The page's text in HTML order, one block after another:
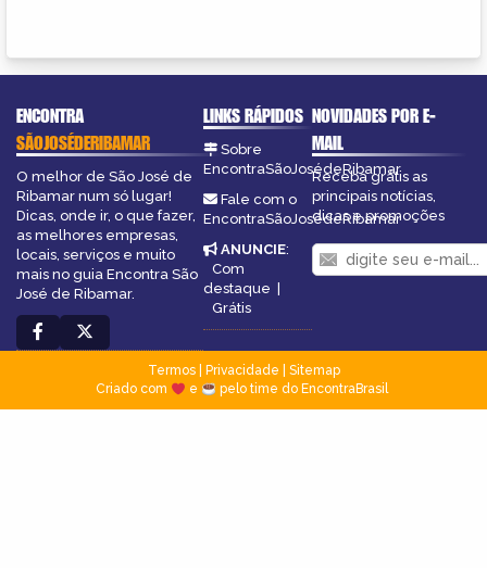
ENCONTRA
SÃOJOSÉDERIBAMAR
O melhor de São José de
Ribamar num só lugar!
Dicas, onde ir, o que fazer,
as melhores empresas,
locais, serviços e muito
mais no guia Encontra São
José de Ribamar.
LINKS RÁPIDOS
Sobre
EncontraSãoJosédeRibamar
Fale com o
EncontraSãoJosédeRibamar
ANUNCIE:
Com
destaque
Grátis
NOVIDADES POR E-
MAIL
Receba grátis as
principais notícias,
dicas e promoções
Termos| Privacidade
Sitemap
Criado com
e pelo time do EncontraBrasil